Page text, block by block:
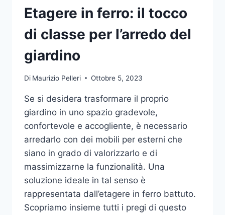
Etagere in ferro: il tocco
di classe per l’arredo del
giardino
Di Maurizio Pelleri Ottobre 5, 2023
Se si desidera trasformare il proprio
giardino in uno spazio gradevole,
confortevole e accogliente, è necessario
arredarlo con dei mobili per esterni che
siano in grado di valorizzarlo e di
massimizzarne la funzionalità. Una
soluzione ideale in tal senso è
rappresentata dall’etagere in ferro battuto.
Scopriamo insieme tutti i pregi di questo